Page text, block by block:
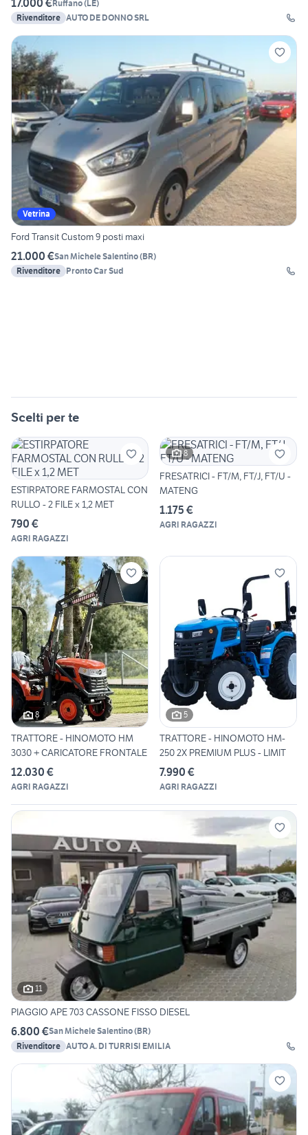
17.000 €Ruffano(LE)
Rivenditore AUTO DE DONNO SRL
Vetrina
Ford Transit Custom 9 posti maxi
21.000 €San Michele Salentino(BR)
Rivenditore Pronto Car Sud
Scelti per te
ESTIRPATORE FARMOSTAL CON
RULLO - 2 FILE x 1,2 MET
790 €
AGRI RAGAZZI
8
FRESATRICI - FT/M, FT/J, FT/U -
MATENG
1.175 €
AGRI RAGAZZI
8
TRATTORE - HINOMOTO HM
3030 + CARICATORE FRONTALE
12.030 €
AGRI RAGAZZI
5
TRATTORE - HINOMOTO HM-
250 2X PREMIUM PLUS - LIMIT
7.990 €
AGRI RAGAZZI
11
PIAGGIO APE 703 CASSONE FISSO DIESEL
6.800 €San Michele Salentino(BR)
Rivenditore AUTO A. DI TURRISI EMILIA